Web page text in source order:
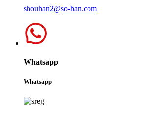
shouhan2@so-han.com
Whatsapp
Whatsapp